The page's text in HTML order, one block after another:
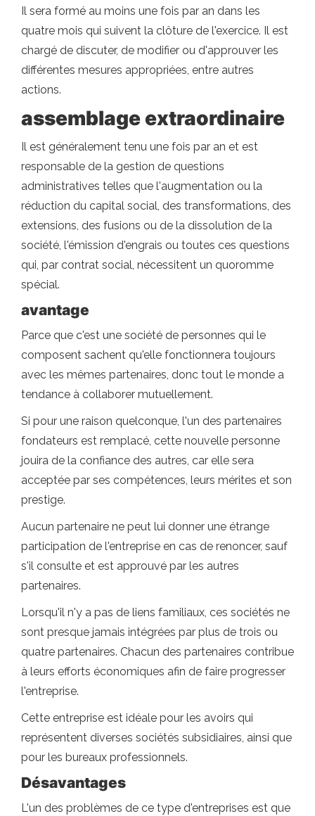
Il sera formé au moins une fois par an dans les
quatre mois qui suivent la clôture de l'exercice. Il est
chargé de discuter, de modifier ou d'approuver les
différentes mesures appropriées, entre autres
actions.
assemblage extraordinaire
Il est généralement tenu une fois par an et est
responsable de la gestion de questions
administratives telles que l'augmentation ou la
réduction du capital social, des transformations, des
extensions, des fusions ou de la dissolution de la
société, l'émission d'engrais ou toutes ces questions
qui, par contrat social, nécessitent un quoromme
spécial.
avantage
Parce que c'est une société de personnes qui le
composent sachent qu'elle fonctionnera toujours
avec les mêmes partenaires, donc tout le monde a
tendance à collaborer mutuellement.
Si pour une raison quelconque, l'un des partenaires
fondateurs est remplacé, cette nouvelle personne
jouira de la confiance des autres, car elle sera
acceptée par ses compétences, leurs mérites et son
prestige.
Aucun partenaire ne peut lui donner une étrange
participation de l'entreprise en cas de renoncer, sauf
s'il consulte et est approuvé par les autres
partenaires.
Lorsqu'il n'y a pas de liens familiaux, ces sociétés ne
sont presque jamais intégrées par plus de trois ou
quatre partenaires. Chacun des partenaires contribue
à leurs efforts économiques afin de faire progresser
l'entreprise.
Cette entreprise est idéale pour les avoirs qui
représentent diverses sociétés subsidiaires, ainsi que
pour les bureaux professionnels.
Désavantages
L'un des problèmes de ce type d'entreprises est que